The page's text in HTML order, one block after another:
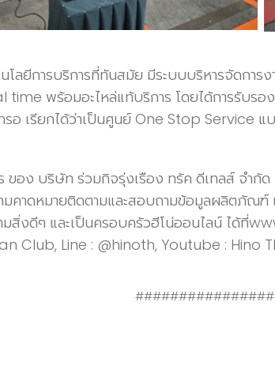
โลยีการบริการที่ทันสมัย มีระบบบริหารจัดกา
พร้อมอะไหล่แท้บริการ โดยได้การรับร
รอ เรียกได้ว่าเป็นศูนย์ One Stop Service
อง บริษัท ร่วมกิจรุ่งเรือง ทรัค ดีเทลส์ จำกัด
มคาดหมายติดตามและสอบถามข้อมูลผลิตภัณ
ม ติดตามสิ่งดีๆ และเป็นครอบ
Club, Line : @hinoth, Youtube : Hino